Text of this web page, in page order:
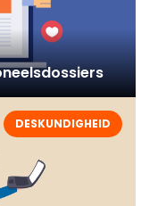
DESKUNDIGHEID